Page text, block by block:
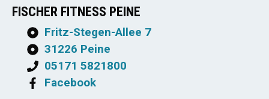
FISCHER FITNESS PEINE
Fritz-Stegen-Allee 7
31226 Peine
05171 5821800
Facebook